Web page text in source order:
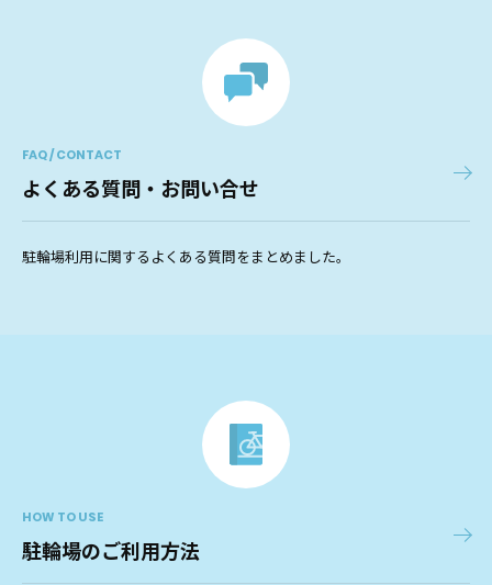
FAQ / CONTACT
よくある質問・お問い合せ
駐輪場利用に関するよくある質問をまとめました。
HOW TO USE
駐輪場のご利用方法